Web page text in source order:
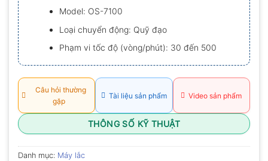
5
sao
Model: OS-7100
Loại chuyển động: Quỹ đạo
Phạm vi tốc độ (vòng/phút): 30 đến 500
Câu hỏi thường
gặp
Tài liệu sản phẩm Video sản phẩm
THÔNG SỐ KỸ THUẬT
Danh mục: Máy lắc